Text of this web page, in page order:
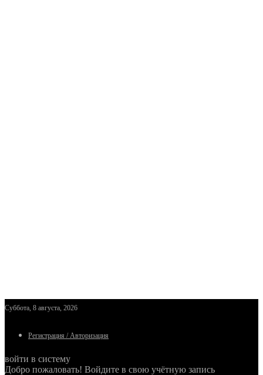
Суббота, 8 августа, 2026
Регистрация / Авторизация
войти в систему
Добро пожаловать! Войдите в свою учётную запись